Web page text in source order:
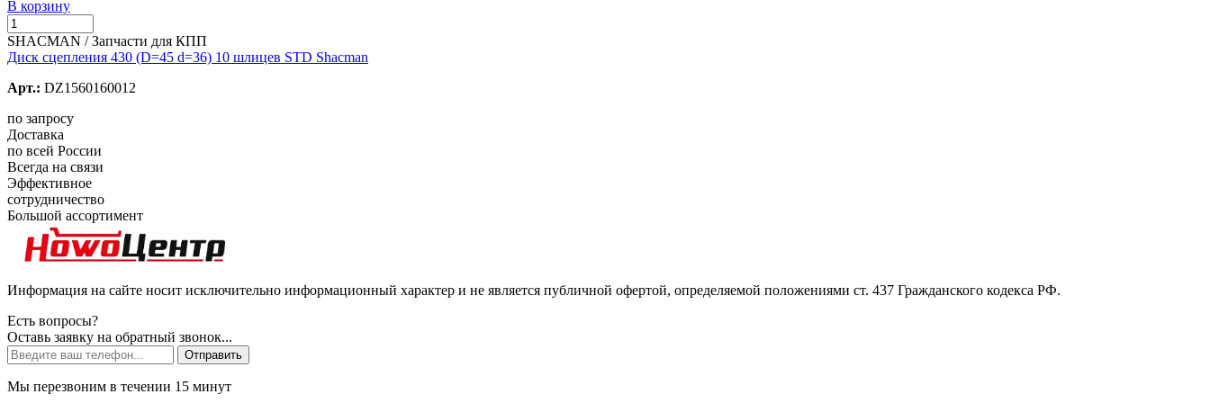
В корзину
SHACMAN / Запчасти для КПП
Диск сцепления 430 (D=45 d=36) 10 шлицев STD Shacman
Арт.: DZ1560160012
по запросу
Доставка
по всей России
Всегда на связи
Эффективное
сотрудничество
Большой ассортимент
Информация на сайте носит исключительно информационный характер и не является публичной офертой, определяемой положениями ст. 437 Гражданского кодекса РФ.
Есть вопросы?
Оставь заявку на обратный звонок...
Отправить
Мы перезвоним в течении 15 минут